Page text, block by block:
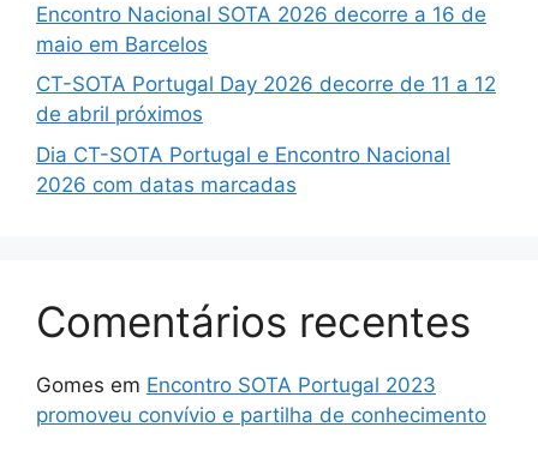
Encontro Nacional SOTA 2026 decorre a 16 de
maio em Barcelos
CT-SOTA Portugal Day 2026 decorre de 11 a 12
de abril próximos
Dia CT-SOTA Portugal e Encontro Nacional
2026 com datas marcadas
Comentários recentes
Gomes em Encontro SOTA Portugal 2023
promoveu convívio e partilha de conhecimento